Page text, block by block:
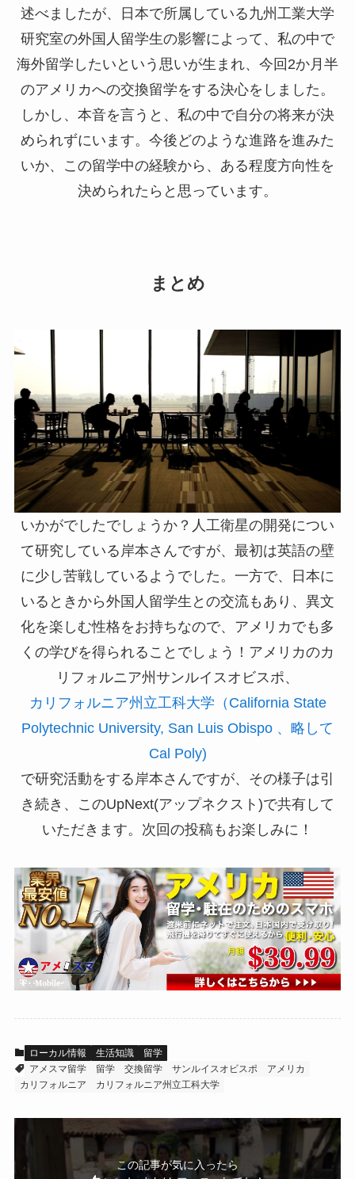
述べましたが、日本で所属している九州工業大学
研究室の外国人留学生の影響によって、私の中で
海外留学したいという思いが生まれ、今回2か月半
のアメリカへの交換留学をする決心をしました。
しかし、本音を言うと、私の中で自分の将来が決
められずにいます。今後どのような進路を進みた
いか、この留学中の経験から、ある程度方向性を
決められたらと思っています。
まとめ
いかがでしたでしょうか？人工衛星の開発につい
て研究している岸本さんですが、最初は英語の壁
に少し苦戦しているようでした。一方で、日本に
いるときから外国人留学生との交流もあり、異文
化を楽しむ性格をお持ちなので、アメリカでも多
くの学びを得られることでしょう！アメリカのカ
リフォルニア州サンルイスオビスポ、
カリフォルニア州立工科大学（California State
Polytechnic University, San Luis Obispo 、略して
Cal Poly)
で研究活動をする岸本さんですが、その様子は引
き続き、このUpNext(アップネクスト)で共有して
いただきます。次回の投稿もお楽しみに！
ローカル情報 生活知識
留学
アメスマ留学
留学 交換留学 サンルイスオビスポ
アメリカ
カリフォルニア
カリフォルニア州立工科大学
この記事が気に入ったら